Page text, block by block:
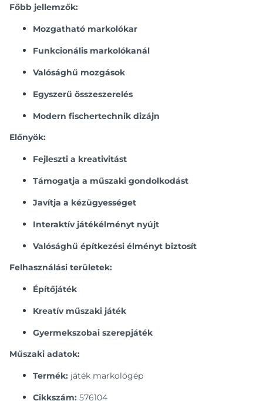
Főbb jellemzők:
Mozgatható markolókar
Funkcionális markolókanál
Valósághű mozgások
Egyszerű összeszerelés
Modern fischertechnik dizájn
Előnyök:
Fejleszti a kreativitást
Támogatja a műszaki gondolkodást
Javítja a kézügyességet
Interaktív játékélményt nyújt
Valósághű építkezési élményt biztosít
Felhasználási területek:
Építőjáték
Kreatív műszaki játék
Gyermekszobai szerepjáték
Műszaki adatok:
Termék: játék markológép
Cikkszám: 576104